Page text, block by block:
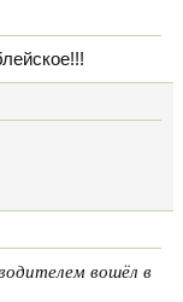
вошёл в